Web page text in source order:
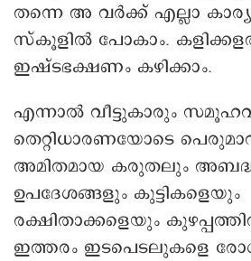
തന്നെ അ വർക്ക് എല്ലാ
സ്കൂളിൽ പോകാം.
ഇഷ്ടഭക്ഷണം കഴിക്കാം.
എന്നാൽ‌ വീട്ടുകാരും
തെറ്റിധാരണയോടെ
അമിതമായ കരുതലും
ഉപദേശങ്ങളും കുട്ടികളെയും
രക്ഷിതാക്കളെയും
ഇത്തരം ഇടപെടലുകളെ